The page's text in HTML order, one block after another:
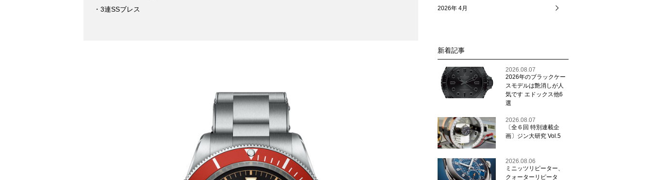
・3連SSブレス
2026年 4月
新着記事
2026.08.07
2026年のブラックケー
スモデルは艶消しが人
気です エドックス他6
選
2026.08.07
〔全６回 特別連載企
画〕ジン大研究 Vol.5
2026.08.06
ミニッツリピーター、
クォーターリピータ